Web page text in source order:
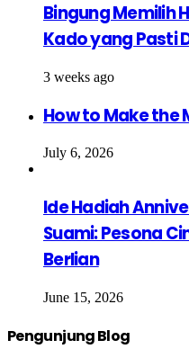
Bingung Memilih
Kado yang Pasti
3 weeks ago
How to Make the
July 6, 2026
Ide Hadiah
Suami: Pesona
Berlian
June 15, 2026
Pengunjung Blog